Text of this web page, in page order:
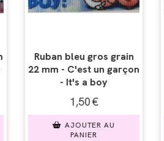
Ruban gros grain 22 mm
- Blanc pois rose
marron
1,50€
AJOUTER AU
PANIER